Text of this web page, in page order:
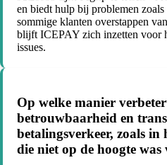
en biedt hulp bij problemen
sommige klanten overstappen
blijft ICEPAY zich inzetten voor
issues.
Op welke manier
betrouwbaarheid en
betalingsverkeer, zoals
die niet op de hoogte was